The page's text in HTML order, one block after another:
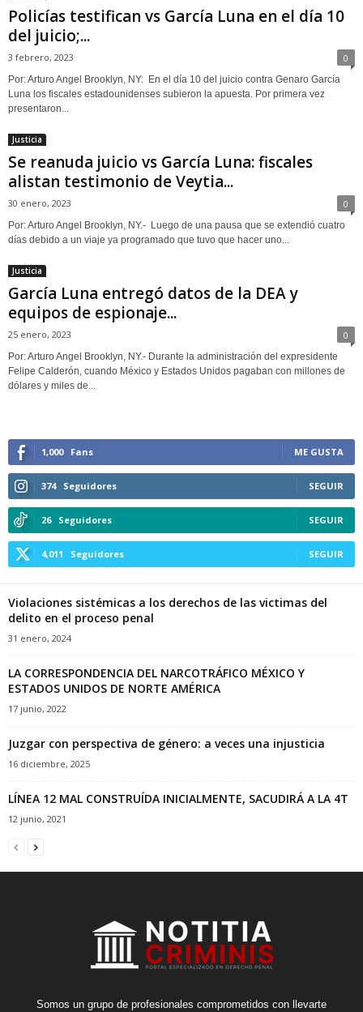
Policías testifican vs García Luna en el día 10
del juicio;...
3 febrero, 2023 0
Por: Arturo Angel Brooklyn, NY: En el día 10 del juicio contra Genaro García
Luna los fiscales estadounidenses subieron la apuesta. Por primera vez
presentaron...
Justicia
Se reanuda juicio vs García Luna: fiscales
alistan testimonio de Veytia...
30 enero, 2023 0
Por: Arturo Angel Brooklyn, NY.- Luego de una pausa que se extendió cuatro
días debido a un viaje ya programado que tuvo que hacer uno...
Justicia
García Luna entregó datos de la DEA y
equipos de espionaje...
25 enero, 2023 0
Por: Arturo Angel Brooklyn, NY.- Durante la administración del expresidente
Felipe Calderón, cuando México y Estados Unidos pagaban con millones de
dólares y miles de...
1,000 Fans ME GUSTA
374 Seguidores SEGUIR
26 Seguidores SEGUIR
4,011 Seguidores SEGUIR
Violaciones sistémicas a los derechos de las victimas del
delito en el proceso penal
31 enero, 2024
LA CORRESPONDENCIA DEL NARCOTRÁFICO MÉXICO Y
ESTADOS UNIDOS DE NORTE AMÉRICA
17 junio, 2022
Juzgar con perspectiva de género: a veces una injusticia
16 diciembre, 2025
LÍNEA 12 MAL CONSTRUÍDA INICIALMENTE, SACUDIRÁ A LA 4T
12 junio, 2021
Somos un grupo de profesionales comprometidos con llevarte